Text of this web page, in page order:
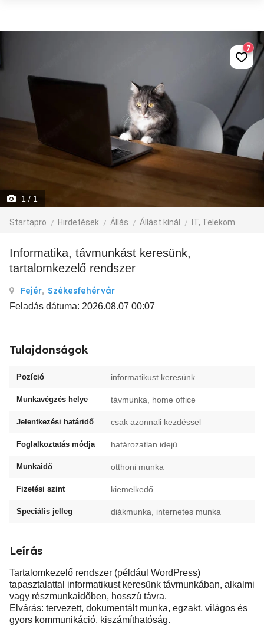
1 / 1
Startapro Hirdetések Állás Állást kínál IT, Telekom
7
Informatika, távmunkást keresünk,
tartalomkezelő rendszer
Fejér, Székesfehérvár
Feladás dátuma: 2026.08.07 00:07
Tulajdonságok
Pozíció informatikust keresünk
Munkavégzés helye távmunka, home office
Jelentkezési határidő csak azonnali kezdéssel
Foglalkoztatás módja határozatlan idejű
Munkaidő otthoni munka
Fizetési szint kiemelkedő
Speciális jelleg diákmunka, internetes munka
Leírás
Tartalomkezelő rendszer (például WordPress)
tapasztalattal informatikust keresünk távmunkában, alkalmi
vagy részmunkaidőben, hosszú távra.
Elvárás: tervezett, dokumentált munka, egzakt, világos és
gyors kommunikáció, kiszámíthatóság.